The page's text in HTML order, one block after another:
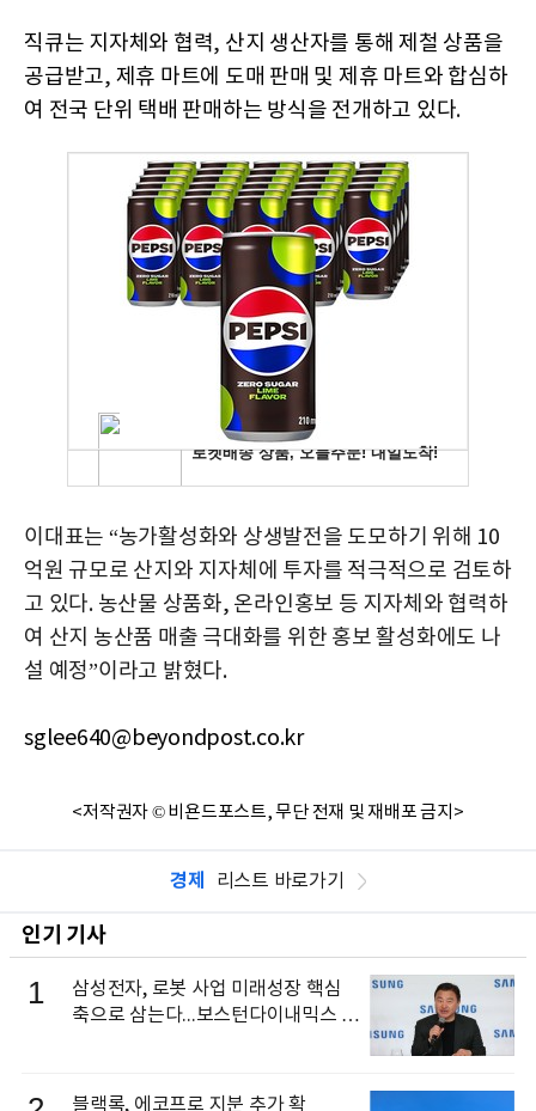
직큐는 지자체와 협력, 산지 생산자를 통해 제철 상품을
공급받고, 제휴 마트에 도매 판매 및 제휴 마트와 합심하
여 전국 단위 택배 판매하는 방식을 전개하고 있다.
이대표는 “농가활성화와 상생발전을 도모하기 위해 10
억원 규모로 산지와 지자체에 투자를 적극적으로 검토하
고 있다. 농산물 상품화, 온라인홍보 등 지자체와 협력하
여 산지 농산품 매출 극대화를 위한 홍보 활성화에도 나
설 예정”이라고 밝혔다.
sglee640@beyondpost.co.kr
<저작권자 © 비욘드포스트, 무단 전재 및 재배포 금지>
경제 리스트 바로가기
인기 기사
1
삼성전자, 로봇 사업 미래성장 핵심
축으로 삼는다...보스턴다이내믹스 출
블랙록, 에코프로 지분 추가 확